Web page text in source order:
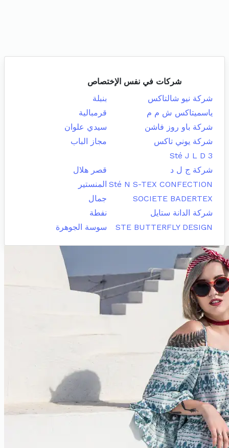
شركات في نفس الإختصاص
شركة نيو شالتاكس
بنبلة
ياسميتاكس ش م م
قرمبالية
شركة باو روز فاشن
سيدي علوان
شركة يوني تاكس
مجاز الباب
Sté J L D 3
شركة ج ل د
قصر هلال
Sté N S-TEX CONFECTION المنستير
SOCIETE BADERTEX
جمال
شركة الدانة ستايل
نفطة
STE BUTTERFLY DESIGN
سوسة الجوهرة